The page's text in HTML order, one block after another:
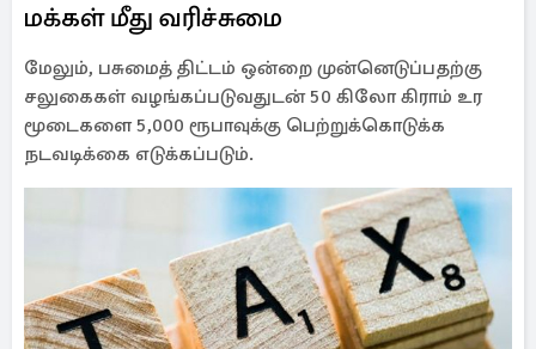
மக்கள் மீது வரிச்சுமை
மேலும், பசுமைத் திட்டம் ஒன்றை முன்னெடுப்பதற்கு
சலுகைகள் வழங்கப்படுவதுடன் 50 கிலோ கிராம் உர
மூடைகளை 5,000 ரூபாவுக்கு பெற்றுக்கொடுக்க
நடவடிக்கை எடுக்கப்படும்.